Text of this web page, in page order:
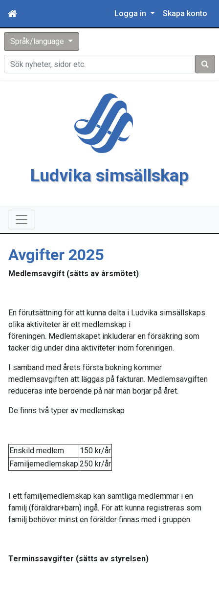
Logga in Skapa konto
Språk/language
Sök
Ludvika simsällskap
Avgifter 2025
Medlemsavgift (sätts av årsmötet)
En förutsättning för att kunna delta i Ludvika simsällskaps
olika aktiviteter är ett medlemskap i
föreningen. Medlemskapet inkluderar en försäkring som
täcker dig under dina aktiviteter inom föreningen.
I samband med årets första bokning kommer
medlemsavgiften att läggas på fakturan. Medlemsavgiften
reduceras inte beroende på när man börjar på året.
De finns två typer av medlemskap
Enskild medlem
150 kr/år
Familjemedlemskap 250 kr/år
I ett familjemedlemskap kan samtliga medlemmar i en
familj (föräldrar+barn) ingå. För att kunna registreras som
familj behöver minst en förälder finnas med i gruppen.
Terminssavgifter (sätts av styrelsen)